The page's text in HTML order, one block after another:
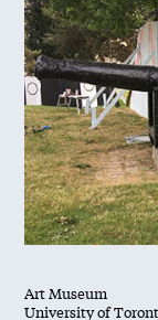
Art Museum
University of